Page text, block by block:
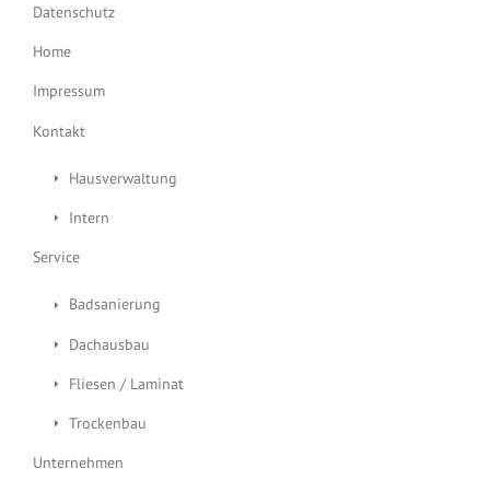
Datenschutz
Home
Impressum
Kontakt
Hausverwaltung
Intern
Service
Badsanierung
Dachausbau
Fliesen / Laminat
Trockenbau
Unternehmen